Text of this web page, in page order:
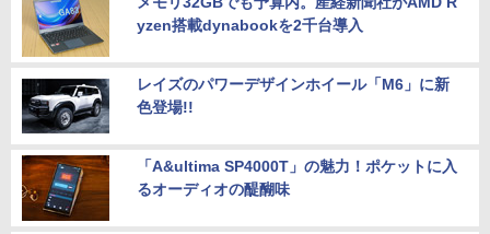
yzen搭載dynabookを2千台導入
レイズのパワーデザインホイール「M6」に新
色登場!!
「A&ultima SP4000T」の魅力！ポケットに入
るオーディオの醍醐味